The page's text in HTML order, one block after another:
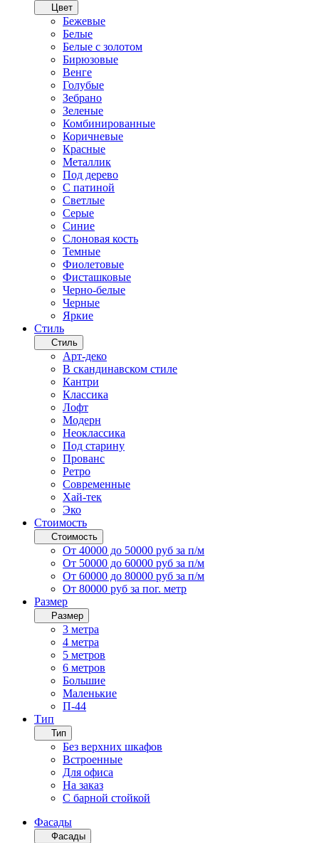
Цвет
Бежевые
Белые
Белые с золотом
Бирюзовые
Венге
Голубые
Зебрано
Зеленые
Комбинированные
Коричневые
Красные
Металлик
Под дерево
С патиной
Светлые
Серые
Синие
Слоновая кость
Темные
Фиолетовые
Фисташковые
Черно-белые
Черные
Яркие
Стиль
Стиль
Арт-деко
В скандинавском стиле
Кантри
Классика
Лофт
Модерн
Неоклассика
Под старину
Прованс
Ретро
Современные
Хай-тек
Эко
Стоимость
Стоимость
От 40000 до 50000 руб за п/м
От 50000 до 60000 руб за п/м
От 60000 до 80000 руб за п/м
От 80000 руб за пог. метр
Размер
Размер
3 метра
4 метра
5 метров
6 метров
Большие
Маленькие
П-44
Тип
Тип
Без верхних шкафов
Встроенные
Для офиса
На заказ
С барной стойкой
Фасады
Фасады